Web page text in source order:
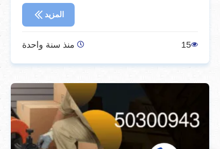
المزيد
15 منذ سنة واحدة